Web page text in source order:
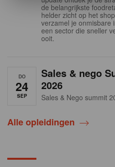
de belangrijkste
helder zicht op het
verzamel je onmisbare
een sector die sneller
ooit.
DO
24
SEP
Sales & nego
2026
Sales & Nego summit
Alle opleidingen